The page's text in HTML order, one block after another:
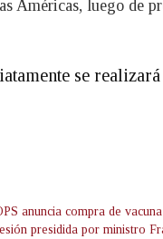
Américas, luego de
se
anuncia compra de
presidida por ministro